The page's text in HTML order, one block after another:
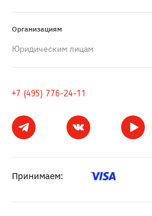
Организациям
Юридическим лицам
+7 (495) 776-24-11
Принимаем: